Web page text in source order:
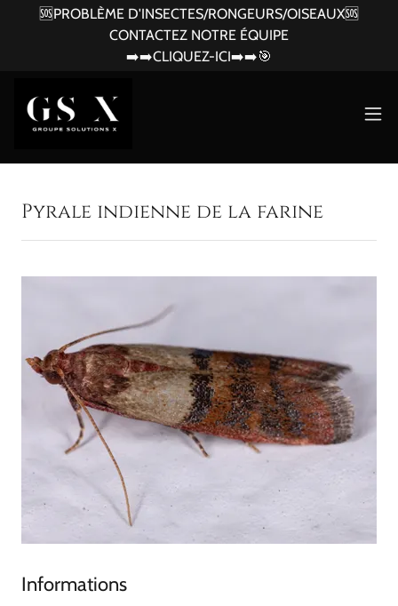
🆘PROBLÈME D'INSECTES/RONGEURS/OISEAUX🆘
CONTACTEZ NOTRE ÉQUIPE
➡️➡️CLIQUEZ-ICI➡️➡️🎯
Pyrale indienne de la farine
Informations